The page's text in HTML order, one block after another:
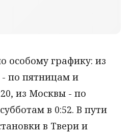
особому графику: из
- по пятницам и
из Москвы - по
в 0:52. В пути
в Твери и